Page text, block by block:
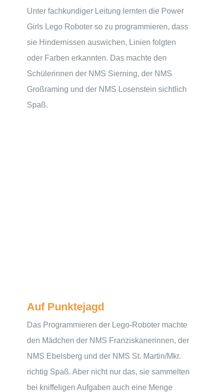
Unter fachkundiger Leitung lernten die Power
Girls Lego Roboter so zu programmieren, dass
sie Hindernissen auswichen, Linien folgten
oder Farben erkannten. Das machte den
Schülerinnen der NMS Sierning, der NMS
Großraming und der NMS Losenstein sichtlich
Spaß.
Auf Punktejagd
Das Programmieren der Lego-Roboter machte
den Mädchen der NMS Franziskanerinnen, der
NMS Ebelsberg und der NMS St. Martin/Mkr.
richtig Spaß. Aber nicht nur das, sie sammelten
bei kniffeligen Aufgaben auch eine Menge